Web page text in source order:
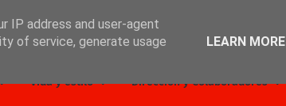
Vida y estilo Dirección y Colaboradores
IP address and user-agent
of service, generate usage
LEARN MORE